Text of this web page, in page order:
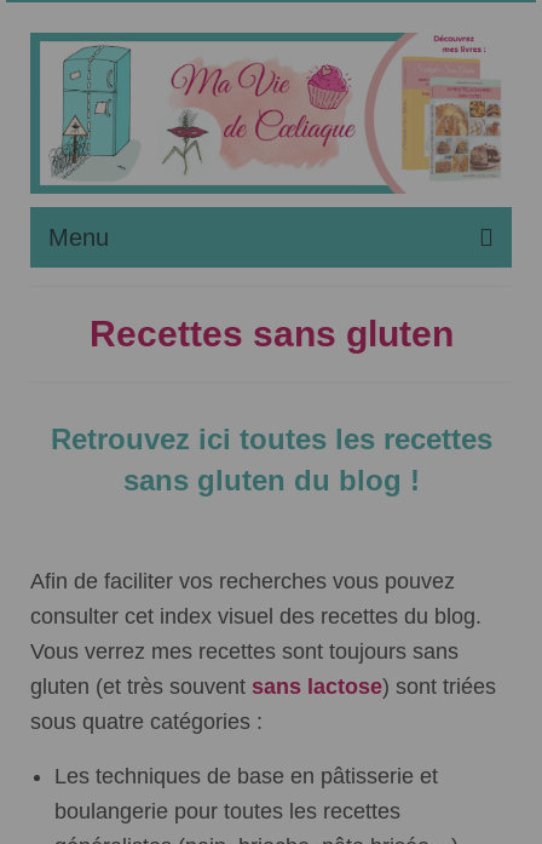
Menu
Maladie Coeliaque
Liste des Recettes
Apprendre à Pâtisser
Recettes sans gluten
Retrouvez ici toutes les recettes
sans gluten du blog !
Afin de faciliter vos recherches vous pouvez
consulter cet index visuel des recettes du blog.
Vous verrez mes recettes sont toujours sans
gluten (et très souvent sans lactose) sont triées
sous quatre catégories :
Les techniques de base en pâtisserie et
boulangerie pour toutes les recettes